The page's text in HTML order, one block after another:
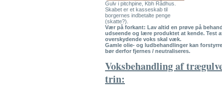
Gulv i pitchpine, Kbh Rådhus.
Skabet er et kasseskab til
borgernes indbetalte penge
(skatte?).
Vær på forkant: Lav altid en prøve på
udseende og lære produktet at kende. Test
overskydende voks skal væk.
Gamle olie- og ludbehandlinger kan
bør derfor fjernes / neutraliseres.
Voksbehandling af
trin: